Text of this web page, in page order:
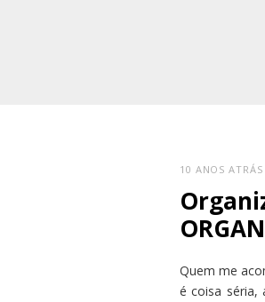
10 ANOS ATRÁS
Quem me
é coisa séria,